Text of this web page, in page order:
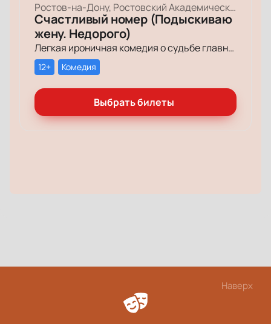
Ростов-на-Дону, Ростовский Академический Театр Драмы, Малая сцена
Счастливый номер (Подыскиваю
жену. Недорого)
Легкая ироничная комедия о судьбе главного героя-миллионера, который мечтает обрести успех и в личной жизни.
12+ Комедия
Выбрать билеты
Наверх